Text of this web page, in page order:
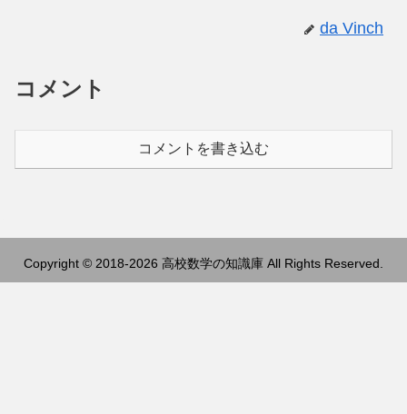
da Vinch
コメント
コメントを書き込む
Copyright © 2018-2026 高校数学の知識庫 All Rights Reserved.